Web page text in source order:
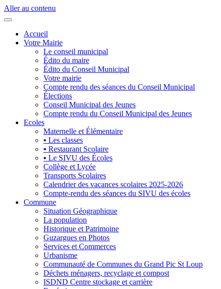
Aller au contenu
Accueil
Votre Mairie
Le conseil municipal
Édito du maire
Édito du Conseil Municipal
Votre mairie
Compte rendu des séances du Conseil Municipal
Élections
Conseil Municipal des Jeunes
Compte rendu du Conseil Municipal des Jeunes
Ecoles
Maternelle et Élémentaire
▪ Les classes
▪ Restaurant Scolaire
▪ Le SIVU des Écoles
Collège et Lycée
Transports Scolaires
Calendrier des vacances scolaires 2025-2026
Compte-rendu des séances du SIVU des écoles
Commune
Situation Géographique
La population
Historique et Patrimoine
Guzargues en Photos
Services et Commerces
Urbanisme
Communauté de Communes du Grand Pic St Loup
Déchets ménagers, recyclage et compost
ISDND Centre stockage et carrière